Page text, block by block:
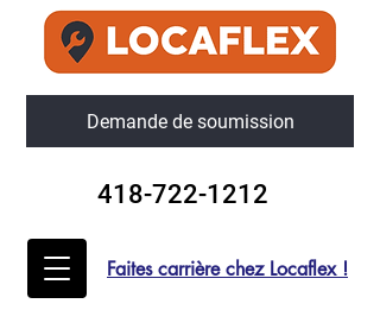
Demande de soumission
418-722-1212
Faites carrière chez Locaflex !